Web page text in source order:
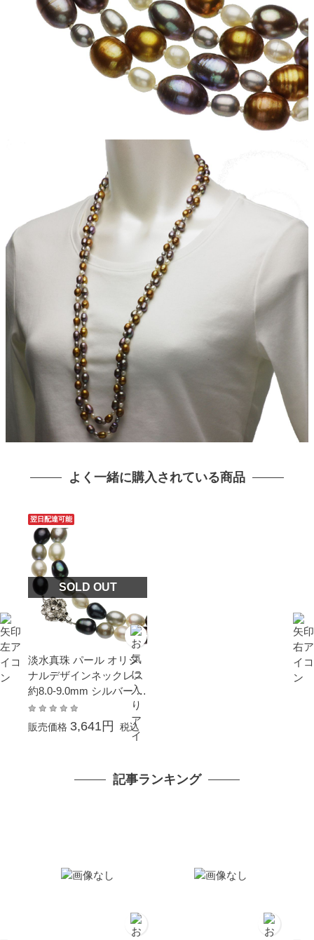
よく一緒に購入されている商品
翌日配達可能
SOLD OUT
淡水真珠 パール オリジ
ナルデザインネックレス
約8.0-9.0mm シルバー S
V ライス
販売価格 3,641円 税込
記事ランキング